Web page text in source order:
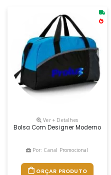
Ver + Detalhes
Bolsa Com Designer Moderno,
Por: Canal Promocional
ORÇAR PRODUTO